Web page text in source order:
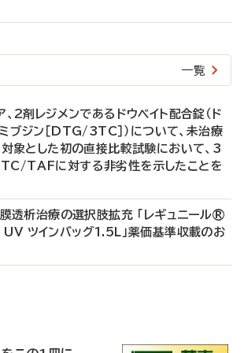
一覧
、2剤レジメンであるドウベイト配合錠（ド
ブジン［DTG/3TC］）について、未治療
象とした初の直接比較試験において、3
TAFに対する非劣性を示したことを
透析治療の選択肢拡充 「レギュニール®
ツインバッグ1.5L」薬価基準収載のお